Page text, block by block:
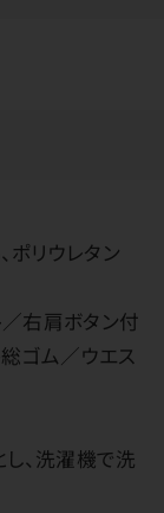
ポリウレタン
右肩ボタン付
ゴム／ウエス
、洗濯機で洗